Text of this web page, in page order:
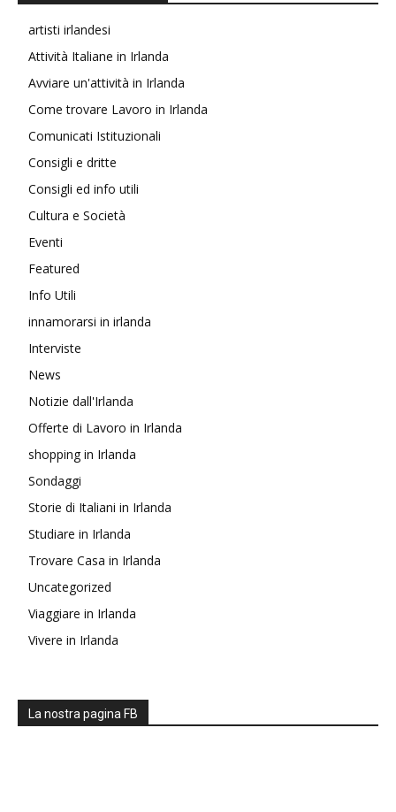
artisti irlandesi
Attività Italiane in Irlanda
Avviare un'attività in Irlanda
Come trovare Lavoro in Irlanda
Comunicati Istituzionali
Consigli e dritte
Consigli ed info utili
Cultura e Società
Eventi
Featured
Info Utili
innamorarsi in irlanda
Interviste
News
Notizie dall'Irlanda
Offerte di Lavoro in Irlanda
shopping in Irlanda
Sondaggi
Storie di Italiani in Irlanda
Studiare in Irlanda
Trovare Casa in Irlanda
Uncategorized
Viaggiare in Irlanda
Vivere in Irlanda
La nostra pagina FB